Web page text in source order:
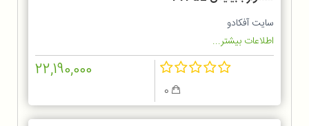
سایت آفکادو
اطلاعات بیشتر...
22,190,000